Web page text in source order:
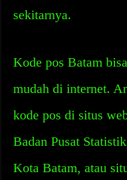
sekitarnya.
Kode pos Batam
mudah di internet.
kode pos di situs
Badan Pusat
Kota Batam, atau